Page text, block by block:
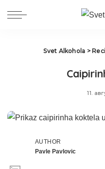
Svet Alkohola >
11.
AUTHOR
Pavle Pavlovic